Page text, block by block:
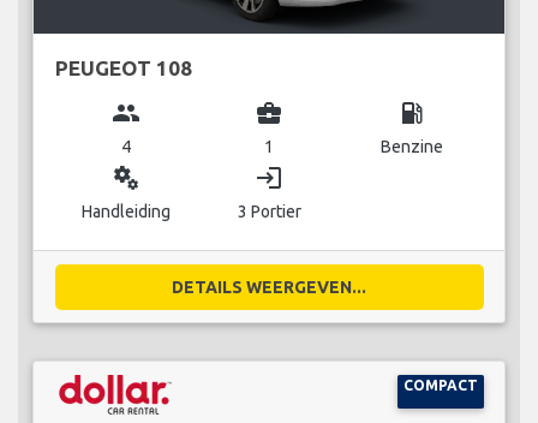
PEUGEOT 108
group
4
business_center
1
local_gas_station
Benzine
miscellaneous_services
Handleiding
login
3 Portier
DETAILS WEERGEVEN...
COMPACT